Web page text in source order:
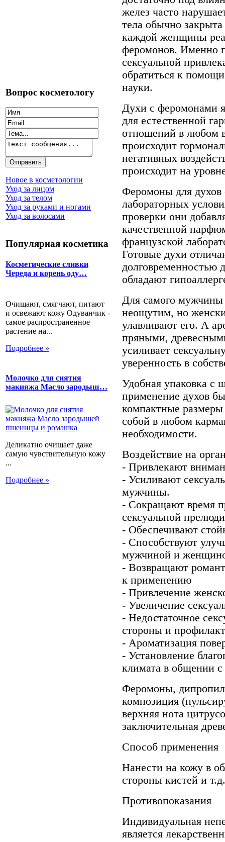
Вопрос косметологу
Новое в косметологии
Уход за лицом
Уход за телом
Уход за руками и ногами
Уход за волосами
Популярная косметика
Косметические сливки
Череда и корень оду…
Очищают, смягчают, питают
и освежают кожу Одуванчик -
самое распространенное
растение на...
Подробнее »
Молочко для снятия
макияжа Масло зародыш…
Деликатно очищает даже
самую чувствительную кожу
...
Подробнее »
желез часто
тела обычно
каждой женщины
феромонов. Именно
сексуальной
обратиться к
науки.
Духи с феромонами
для естественной
отношений в любом
происходит
негативных
происходит на
Феромоны для духов
лабораторных
проверки они
качественной
французской
Готовые духи
долговременностью
обладают
Для самого мужчины
неощутим, но
улавливают его. А
пряными,
усиливает
уверенность в
Удобная упаковка с
применение духов
компактные размеры
собой в любом
необходимости.
Воздействие на
- Привлекают
- Усиливают
мужчины.
- Сокращают время
сексуальной
- Обеспечивают
- Способствуют
мужчиной и
- Возвращают
к применению
- Привлечение
- Увеличение
- Недостаточное
стороны и
- Ароматизация
- Установление
климата в общении
Феромоны,
композиция
верхняя нота
заключительная
Способ применения
Нанести на кожу в
стороны кистей и т.д.
Противопоказания
Индивидуальная
является